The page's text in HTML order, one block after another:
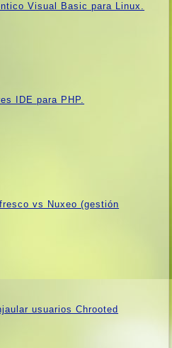
Visual Basic para Linux.
IDE para PHP.
vs Nuxeo (gestión
usuarios Chrooted